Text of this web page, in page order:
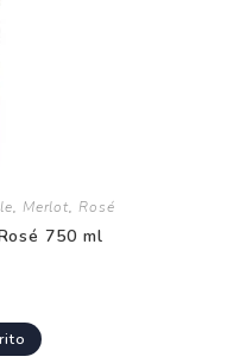
, Merlot, Rosé
750 ml